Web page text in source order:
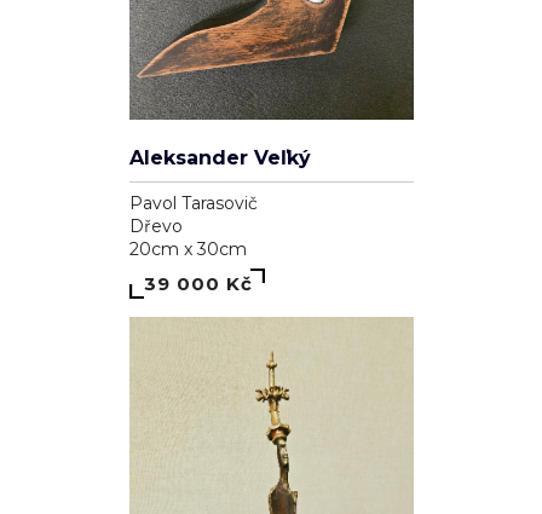
Aleksander Veľký
Pavol Tarasovič
Dřevo
20cm x 30cm
39 000 Kč